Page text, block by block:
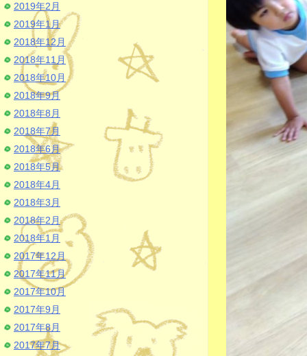
2019年2月
2019年1月
2018年12月
2018年11月
2018年10月
2018年9月
2018年8月
2018年7月
2018年6月
2018年5月
2018年4月
2018年3月
2018年2月
2018年1月
2017年12月
2017年11月
2017年10月
2017年9月
2017年8月
2017年7月